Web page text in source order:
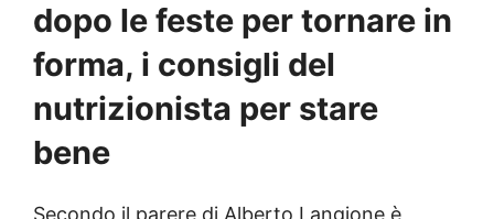
dopo le feste per tornare in
forma, i consigli del
nutrizionista per stare
bene
Secondo il parere di Alberto Langione è